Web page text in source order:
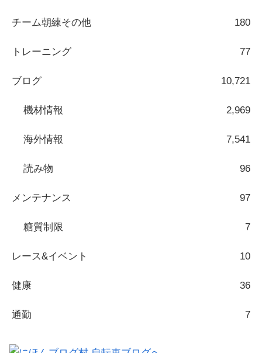
チーム朝練その他 180
トレーニング 77
ブログ 10,721
機材情報 2,969
海外情報 7,541
読み物 96
メンテナンス 97
糖質制限 7
レース&イベント 10
健康 36
通勤 7